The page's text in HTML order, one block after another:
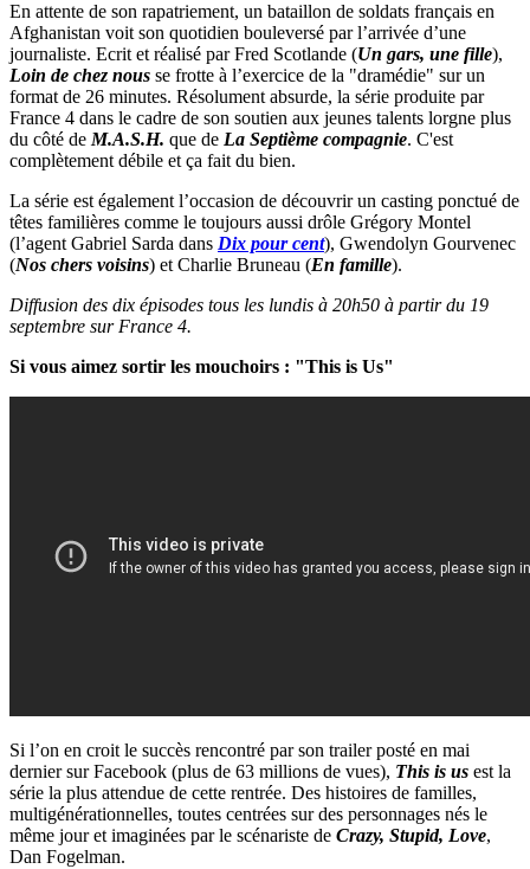
En attente de son rapatriement, un bataillon de soldats français en
Afghanistan voit son quotidien bouleversé par l’arrivée d’une
journaliste. Ecrit et réalisé par Fred Scotlande (Un gars, une fille),
Loin de chez nous se frotte à l’exercice de la "dramédie" sur un
format de 26 minutes. Résolument absurde, la série produite par
France 4 dans le cadre de son soutien aux jeunes talents lorgne plus
du côté de M.A.S.H. que de La Septième compagnie. C'est
complètement débile et ça fait du bien.
La série est également l’occasion de découvrir un casting ponctué de
têtes familières comme le toujours aussi drôle Grégory Montel
(l’agent Gabriel Sarda dans Dix pour cent), Gwendolyn Gourvenec
(Nos chers voisins) et Charlie Bruneau (En famille).
Diffusion des dix épisodes tous les lundis à 20h50 à partir du 19
septembre sur France 4.
Si vous aimez sortir les mouchoirs : "This is Us"
Si l’on en croit le succès rencontré par son trailer posté en mai
dernier sur Facebook (plus de 63 millions de vues), This is us est la
série la plus attendue de cette rentrée. Des histoires de familles,
multigénérationnelles, toutes centrées sur des personnages nés le
même jour et imaginées par le scénariste de Crazy, Stupid, Love,
Dan Fogelman.